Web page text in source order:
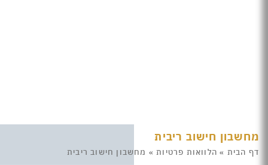
מחשבון חישוב ריבית
דף הבית » הלוואות פרטיות » מחשבון חישוב ריבית